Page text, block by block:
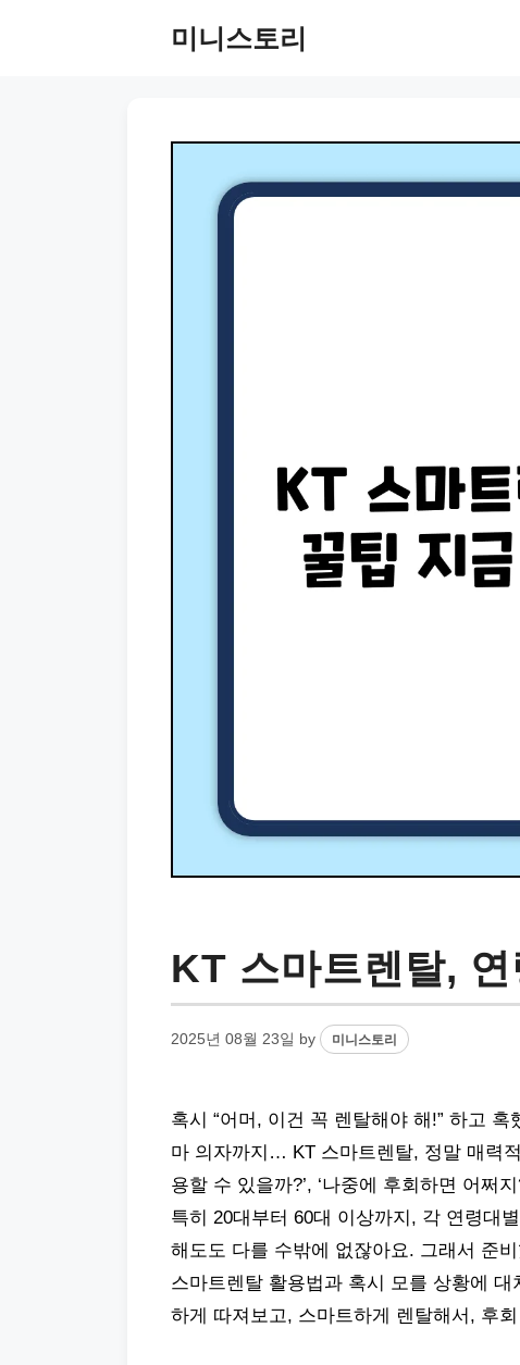
미니스토리
KT 스마트렌탈,
2025년 08월 23일 by 미니스토리
혹시 “어머, 이건 꼭 렌탈해야 해!” 하고
마 의자까지… KT 스마트렌탈, 정말 매력
용할 수 있을까?’, ‘나중에 후회하면 어쩌
특히 20대부터 60대 이상까지, 각 연령대
해도도 다를 수밖에 없잖아요. 그래서 준
스마트렌탈 활용법과 혹시 모를 상황에
하게 따져보고, 스마트하게 렌탈해서, 후